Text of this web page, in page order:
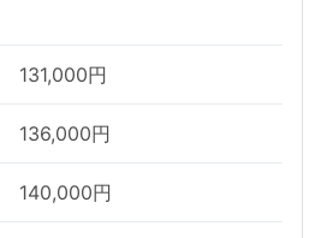
131,000円
136,000円
140,000円